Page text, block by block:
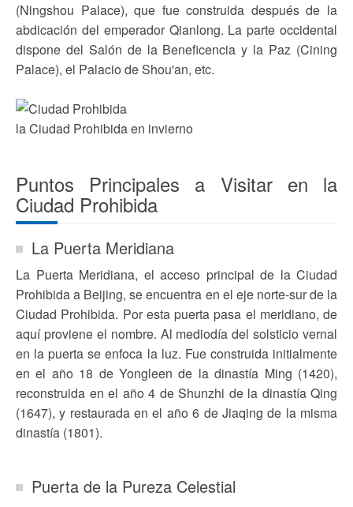
(Ningshou Palace), que fue construida después de la
abdicación del emperador Qianlong. La parte occidental
dispone del Salón de la Beneficencia y la Paz (Cining
Palace), el Palacio de Shou'an, etc.
la Ciudad Prohibida en invierno
Puntos Principales a Visitar en la
Ciudad Prohibida
La Puerta Meridiana
La Puerta Meridiana, el acceso principal de la Ciudad
Prohibida a Beijing, se encuentra en el eje norte-sur de la
Ciudad Prohibida. Por esta puerta pasa el meridiano, de
aquí proviene el nombre. Al mediodía del solsticio vernal
en la puerta se enfoca la luz. Fue construida initialmente
en el año 18 de Yongleen de la dinastía Ming (1420),
reconstruida en el año 4 de Shunzhi de la dinastía Qing
(1647), y restaurada en el año 6 de Jiaqing de la misma
dinastía (1801).
Puerta de la Pureza Celestial